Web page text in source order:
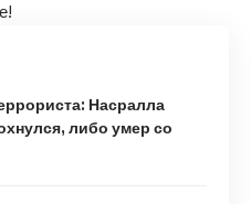
Насралла
либо умер со